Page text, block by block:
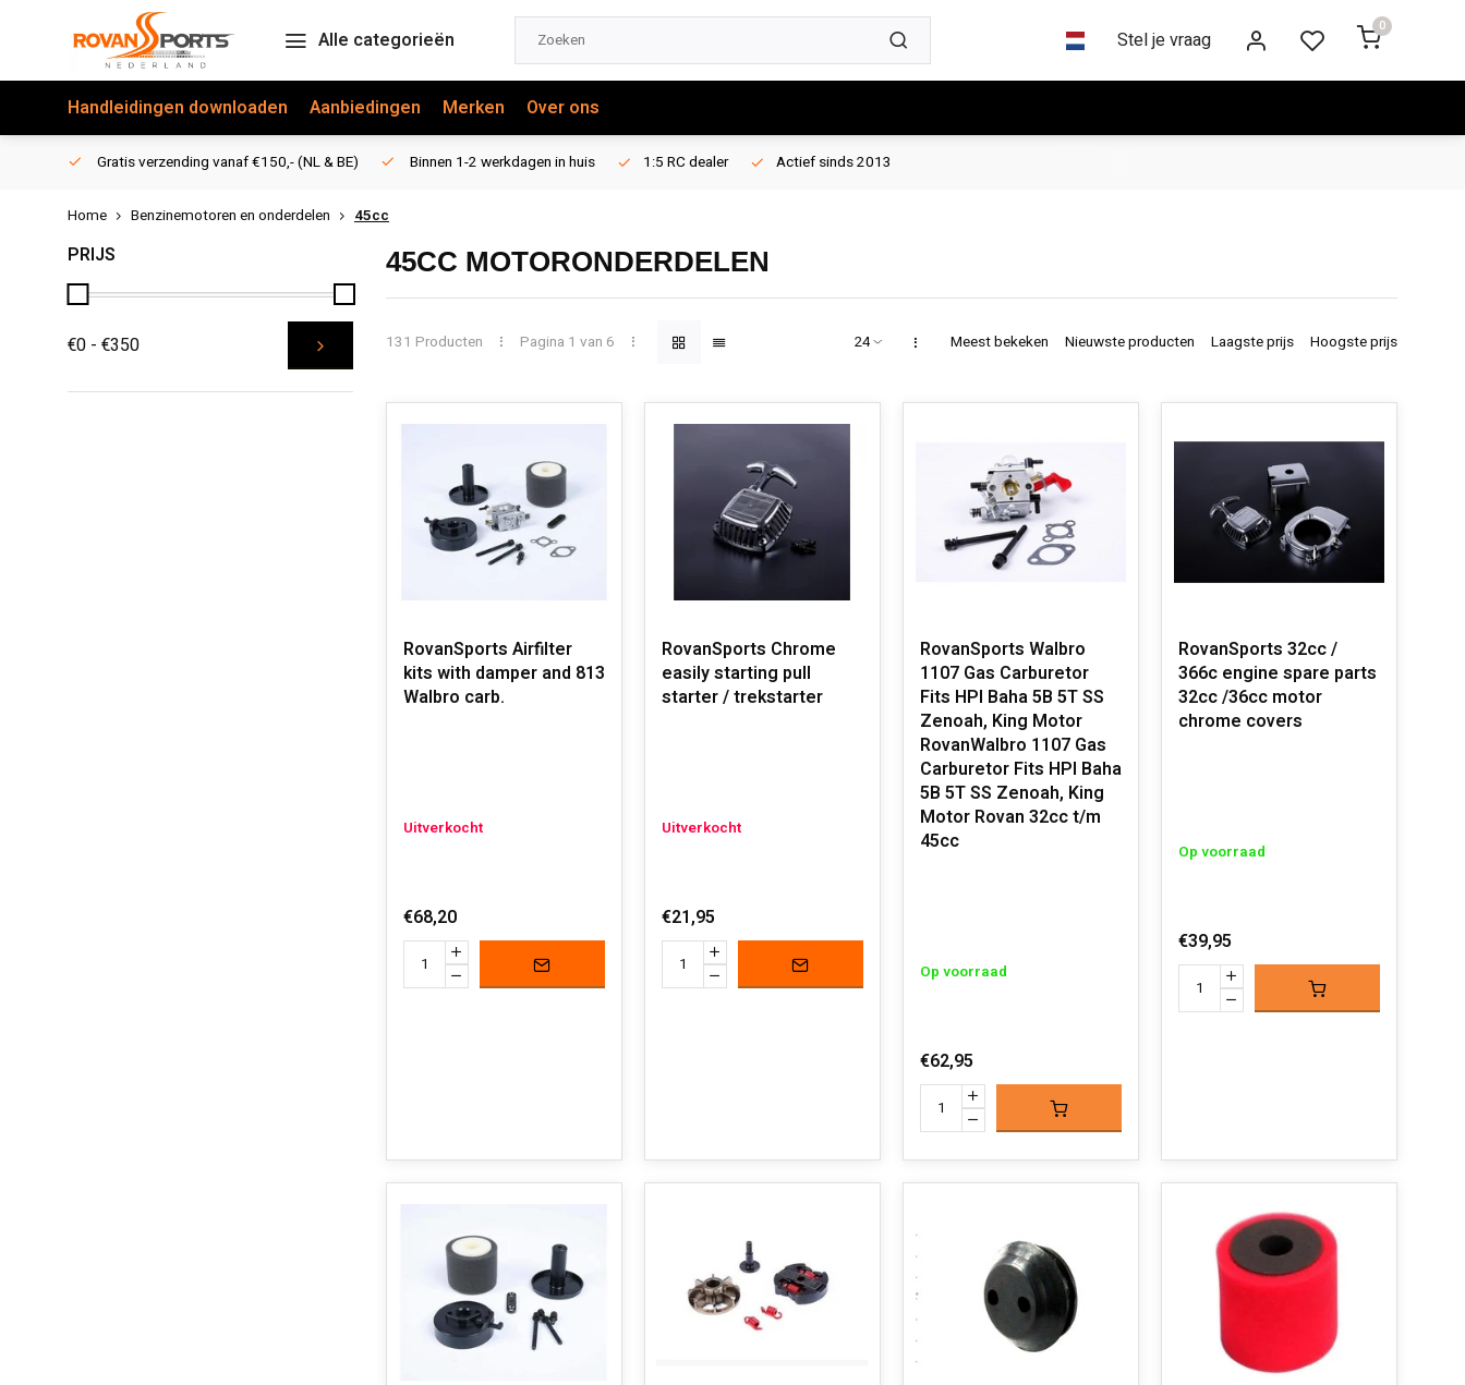
Alle categorieën Stel je vraag
0
Handleidingen downloaden Aanbiedingen Merken Over ons
Gratis verzending vanaf €150,- (NL & BE) Binnen 1-2 werkdagen in huis 1:5 RC dealer Actief sinds 2013
Home Benzinemotoren en onderdelen 45cc
PRIJS
€0 - €350
45CC MOTORONDERDELEN
131 Producten Pagina 1 van 6 Meest bekeken Nieuwste producten Laagste prijs Hoogste prijs
RovanSports Airfilter
kits with damper and 813
Walbro carb.
Uitverkocht
€68,20
RovanSports Chrome
easily starting pull
starter / trekstarter
Uitverkocht
€21,95
RovanSports Walbro
1107 Gas Carburetor
Fits HPI Baha 5B 5T SS
Zenoah, King Motor
RovanWalbro 1107 Gas
Carburetor Fits HPI Baha
5B 5T SS Zenoah, King
Motor Rovan 32cc t/m
45cc
Op voorraad
€62,95
RovanSports 32cc /
366c engine spare parts
32cc /36cc motor
chrome covers
Op voorraad
€39,95